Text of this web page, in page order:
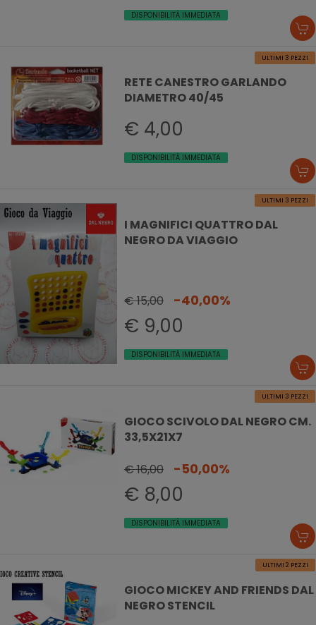
DISPONIBILITÀ IMMEDIATA
ULTIMI 3 PEZZI
RETE CANESTRO GARLANDO
DIAMETRO 40/45
€ 4,00
DISPONIBILITÀ IMMEDIATA
ULTIMI 3 PEZZI
I MAGNIFICI QUATTRO DAL
NEGRO DA VIAGGIO
€ 15,00 -40,00%
€ 9,00
DISPONIBILITÀ IMMEDIATA
ULTIMI 3 PEZZI
GIOCO SCIVOLO DAL NEGRO CM.
33,5X21X7
€ 16,00
-50,00%
€ 8,00
DISPONIBILITÀ IMMEDIATA
ULTIMI 2 PEZZI
GIOCO MICKEY AND FRIENDS DAL
NEGRO STENCIL